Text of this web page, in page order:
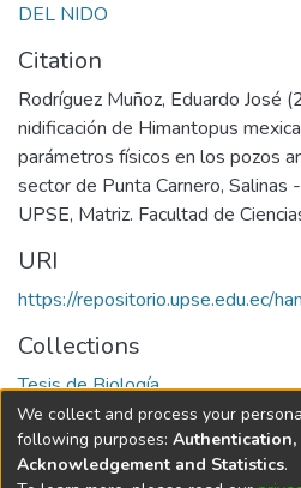
DEL NIDO
Citation
Rodríguez Muñoz, Eduardo José
nidificación de Himantopus
parámetros físicos en los pozos
sector de Punta Carnero, Salinas
UPSE, Matriz. Facultad de
URI
https://repositorio.upse.edu.ec/
Collections
Tesis de Biología
Full item page
We collect and process your
following purposes: Authentication,
Acknowledgement and Statistics.